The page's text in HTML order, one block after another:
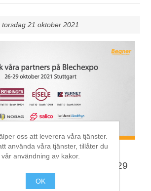
plåt och band
torsdag 21 oktober 2021
partners på Blechexpo 26-29
oktober i Stuttgart
oss att leverera våra tjänster.
använda våra tjänster, tillåter du
vår användning av kakor.
OK